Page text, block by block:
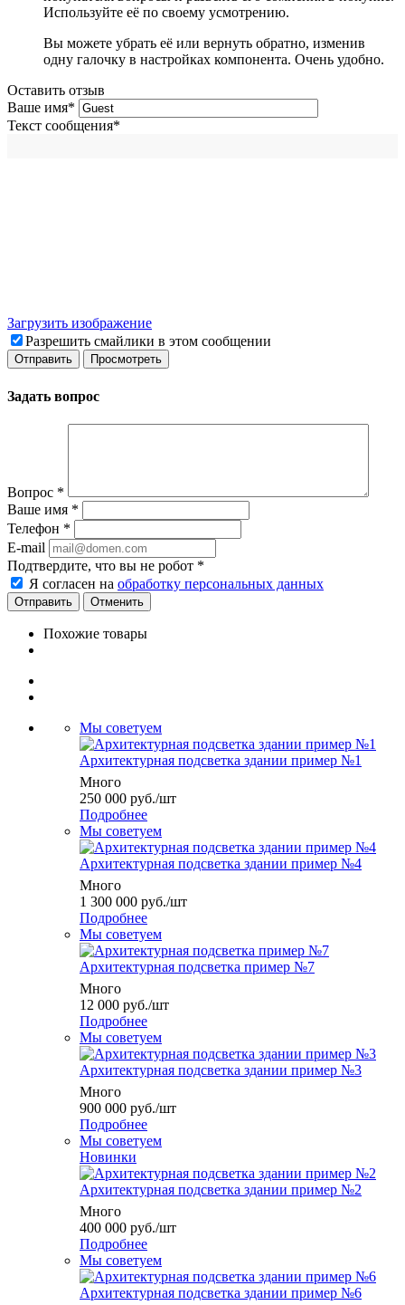
Используйте её по своему усмотрению.
Вы можете убрать её или вернуть обратно, изменив
одну галочку в настройках компонента. Очень удобно.
Оставить отзыв
Ваше имя*
Текст сообщения*
Загрузить изображение
Разрешить смайлики в этом сообщении
Задать вопрос
Вопрос *
Ваше имя *
Телефон *
E-mail
Подтвердите, что вы не робот *
Я согласен на обработку персональных данных
Отменить
Похожие товары
Мы советуем
Архитектурная подсветка здании пример №1
Много
250 000 руб./шт
Подробнее
Мы советуем
Архитектурная подсветка здании пример №4
Много
1 300 000 руб./шт
Подробнее
Мы советуем
Архитектурная подсветка пример №7
Много
12 000 руб./шт
Подробнее
Мы советуем
Архитектурная подсветка здании пример №3
Много
900 000 руб./шт
Подробнее
Мы советуем
Новинки
Архитектурная подсветка здании пример №2
Много
400 000 руб./шт
Подробнее
Мы советуем
Архитектурная подсветка здании пример №6